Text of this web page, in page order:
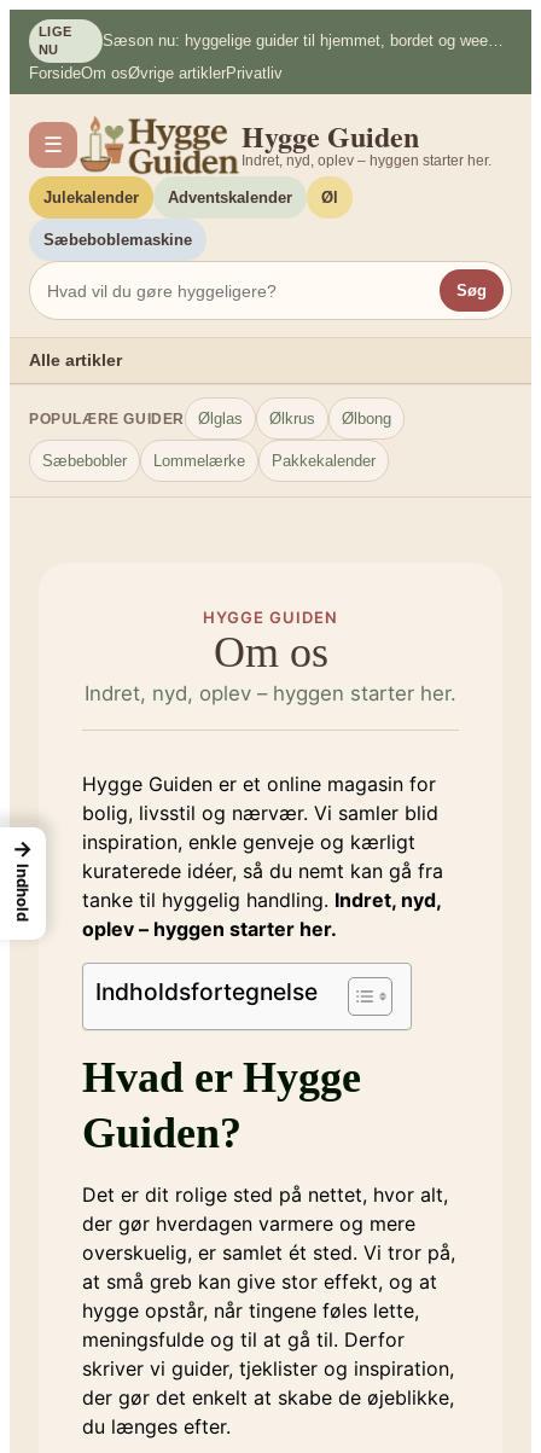
Spring
indhold
LIGE
NU
Sæson nu: hyggelige guider til hjemmet, bordet og weekenden
ForsideOm osØvrige artiklerPrivatliv
☰ Hygge Guiden
Indret, nyd, oplev – hyggen starter her.
Julekalender Adventskalender Øl
Sæbeboblemaskine
Søg
Alle artikler
POPULÆRE GUIDER Ølglas Ølkrus Ølbong
Sæbebobler Lommelærke Pakkekalender
HYGGE GUIDEN
Om os
Indret, nyd, oplev – hyggen starter her.
Hygge Guiden er et online magasin for
bolig, livsstil og nærvær. Vi samler blid
inspiration, enkle genveje og kærligt
kuraterede idéer, så du nemt kan gå fra
tanke til hyggelig handling. Indret, nyd,
oplev – hyggen starter her.
Indholdsfortegnelse
Hvad er Hygge
Guiden?
Det er dit rolige sted på nettet, hvor alt,
der gør hverdagen varmere og mere
overskuelig, er samlet ét sted. Vi tror på,
at små greb kan give stor effekt, og at
hygge opstår, når tingene føles lette,
meningsfulde og til at gå til. Derfor
skriver vi guider, tjeklister og inspiration,
der gør det enkelt at skabe de øjeblikke,
du længes efter.
→
Indhold